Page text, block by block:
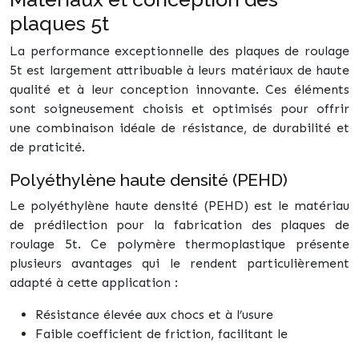
plaques 5t
La performance exceptionnelle des plaques de roulage
5t est largement attribuable à leurs matériaux de haute
qualité et à leur conception innovante. Ces éléments
sont soigneusement choisis et optimisés pour offrir
une combinaison idéale de résistance, de durabilité et
de praticité.
Polyéthylène haute densité (PEHD)
Le polyéthylène haute densité (PEHD) est le matériau
de prédilection pour la fabrication des plaques de
roulage 5t. Ce polymère thermoplastique présente
plusieurs avantages qui le rendent particulièrement
adapté à cette application :
Résistance élevée aux chocs et à l’usure
Faible coefficient de friction, facilitant le